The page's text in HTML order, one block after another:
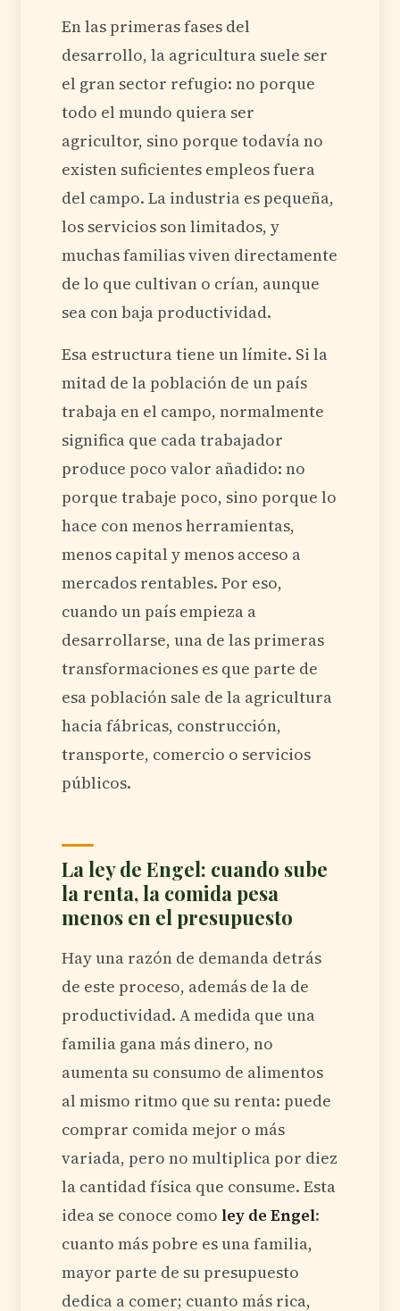
En las primeras fases del
desarrollo, la agricultura suele ser
el gran sector refugio: no porque
todo el mundo quiera ser
agricultor, sino porque todavía no
existen suficientes empleos fuera
del campo. La industria es pequeña,
los servicios son limitados, y
muchas familias viven directamente
de lo que cultivan o crían, aunque
sea con baja productividad.
Esa estructura tiene un límite. Si la
mitad de la población de un país
trabaja en el campo, normalmente
significa que cada trabajador
produce poco valor añadido: no
porque trabaje poco, sino porque lo
hace con menos herramientas,
menos capital y menos acceso a
mercados rentables. Por eso,
cuando un país empieza a
desarrollarse, una de las primeras
transformaciones es que parte de
esa población sale de la agricultura
hacia fábricas, construcción,
transporte, comercio o servicios
públicos.
La ley de Engel: cuando sube
la renta, la comida pesa
menos en el presupuesto
Hay una razón de demanda detrás
de este proceso, además de la de
productividad. A medida que una
familia gana más dinero, no
aumenta su consumo de alimentos
al mismo ritmo que su renta: puede
comprar comida mejor o más
variada, pero no multiplica por diez
la cantidad física que consume. Esta
idea se conoce como ley de Engel:
cuanto más pobre es una familia,
mayor parte de su presupuesto
dedica a comer; cuanto más rica,